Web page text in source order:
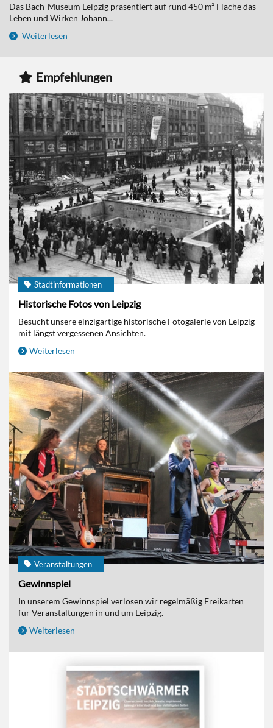
Das Bach-Museum Leipzig präsentiert auf rund 450 m² Fläche das
Leben und Wirken Johann...
Weiterlesen
Empfehlungen
Stadtinformationen
Historische Fotos von Leipzig
Besucht unsere einzigartige historische Fotogalerie von Leipzig
mit längst vergessenen Ansichten.
Weiterlesen
Veranstaltungen
Gewinnspiel
In unserem Gewinnspiel verlosen wir regelmäßig Freikarten
für Veranstaltungen in und um Leipzig.
Weiterlesen